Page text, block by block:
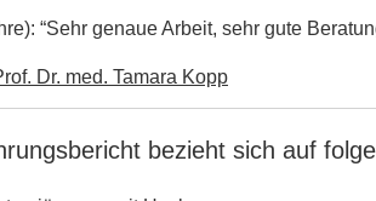
“Sehr genaue Arbeit, sehr gute
Dr. med. Tamara Kopp
bezieht sich auf